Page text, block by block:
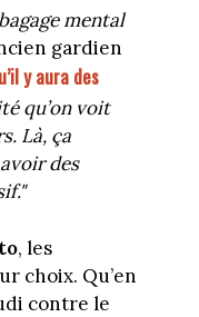
mental
gardien
y aura des
qu’on voit
Là, ça
des
, les
choix. Qu’en
contre le